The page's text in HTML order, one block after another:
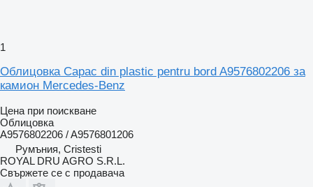
1
Облицовка Capac din plastic pentru bord A9576802206 за
камион Mercedes-Benz
Цена при поискване
Облицовка
A9576802206 / A9576801206
Румъния, Cristesti
ROYAL DRU AGRO S.R.L.
Свържете се с продавача